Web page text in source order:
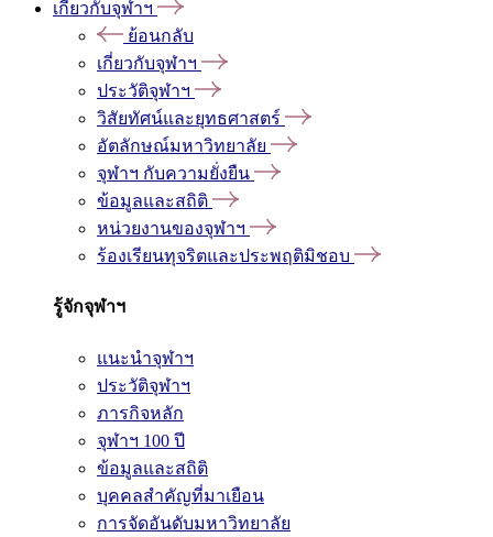
เกี่ยวกับจุฬาฯ
ย้อนกลับ
เกี่ยวกับจุฬาฯ
ประวัติจุฬาฯ
วิสัยทัศน์และยุทธศาสตร์
อัตลักษณ์มหาวิทยาลัย
จุฬาฯ กับความยั่งยืน
ข้อมูลและสถิติ
หน่วยงานของจุฬาฯ
ร้องเรียนทุจริตและประพฤติมิชอบ
รู้จักจุฬาฯ
แนะนำจุฬาฯ
ประวัติจุฬาฯ
ภารกิจหลัก
จุฬาฯ 100 ปี
ข้อมูลและสถิติ
บุคคลสำคัญที่มาเยือน
การจัดอันดับมหาวิทยาลัย